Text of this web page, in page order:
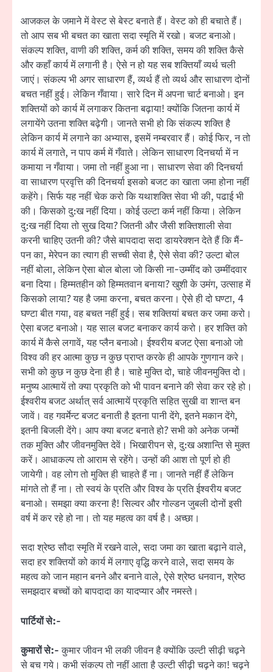
आजकल के जमाने में वेस्ट से बेस्ट बनाते हैं। वेस्ट को ही बचाते हैं।
तो आप सब भी बचत का खाता सदा स्मृति में रखो। बजट बनाओ।
संकल्प शक्ति, वाणी की शक्ति, कर्म की शक्ति, समय की शक्ति कैसे
और कहाँ कार्य में लगानी है। ऐसे न हो यह सब शक्तियाँ व्यर्थ चली
जाएं। संकल्प भी अगर साधारण हैं, व्यर्थ हैं तो व्यर्थ और साधारण दोनों
बचत नहीं हुई। लेकिन गँवाया। सारे दिन में अपना चार्ट बनाओ। इन
शक्तियों को कार्य में लगाकर कितना बढ़ाया! क्योंकि जितना कार्य में
लगायेंगे उतना शक्ति बढ़ेगी। जानते सभी हो कि संकल्प शक्ति है
लेकिन कार्य में लगाने का अभ्यास, इसमें नम्बरवार हैं। कोई फिर, न तो
कार्य में लगाते, न पाप कर्म में गँवाते। लेकिन साधारण दिनचर्या में न
कमाया न गँवाया। जमा तो नहीं हुआ ना। साधारण सेवा की दिनचर्या
वा साधारण प्रवृत्ति की दिनचर्या इसको बजट का खाता जमा होना नहीं
कहेंगे। सिर्फ यह नहीं चेक करो कि यथाशक्ति सेवा भी की, पढाई भी
की। किसको दु:ख नहीं दिया। कोई उल्टा कर्म नहीं किया। लेकिन
दु:ख नहीं दिया तो सुख दिया? जितनी और जैसी शक्तिशाली सेवा
करनी चाहिए उतनी की? जैसे बापदादा सदा डायरेक्शन देते हैं कि मैं-
पन का, मेरेपन का त्याग ही सच्ची सेवा है, ऐसे सेवा की? उल्टा बोल
नहीं बोला, लेकिन ऐसा बोल बोला जो किसी ना-उम्मींद को उम्मींदवार
बना दिया। हिम्मतहीन को हिम्मतवान बनाया? खुशी के उमंग, उत्साह में
किसको लाया? यह है जमा करना, बचत करना। ऐसे ही दो घण्टा, 4
घण्टा बीत गया, वह बचत नहीं हुई। सब शक्तियां बचत कर जमा करो।
ऐसा बजट बनाओ। यह साल बजट बनाकर कार्य करो। हर शक्ति को
कार्य में कैसे लगावें, यह प्लैन बनाओ। ईश्वरीय बजट ऐसा बनाओ जो
विश्व की हर आत्मा कुछ न कुछ प्राप्त करके ही आपके गुणगान करे।
सभी को कुछ न कुछ देना ही है। चाहे मुक्ति दो, चाहे जीवनमुक्ति दो।
मनुष्य आत्मायें तो क्या प्रकृति को भी पावन बनाने की सेवा कर रहे हो।
ईश्वरीय बजट अर्थात् सर्व आत्मायें प्रकृति सहित सुखी वा शान्त बन
जावें। वह गवर्मेन्ट बजट बनाती है इतना पानी देंगे, इतने मकान देंगे,
इतनी बिजली देंगे। आप क्या बजट बनाते हो? सभी को अनेक जन्मों
तक मुक्ति और जीवनमुक्ति देवें। भिखारीपन से, दु:ख अशान्ति से मुक्त
करें। आधाकल्प तो आराम से रहेंगे। उन्हों की आश तो पूर्ण हो ही
जायेगी। वह लोग तो मुक्ति ही चाहते हैं ना। जानते नहीं हैं लेकिन
मांगते तो हैं ना। तो स्वयं के प्रति और विश्व के प्रति ईश्वरीय बजट
बनाओ। समझा क्या करना है! सिल्वर और गोल्डन जुबली दोनों इसी
वर्ष में कर रहे हो ना। तो यह महत्व का वर्ष है। अच्छा।
सदा श्रेष्ठ सौदा स्मृति में रखने वाले, सदा जमा का खाता बढ़ाने वाले,
सदा हर शक्तियों को कार्य में लगाए वृद्धि करने वाले, सदा समय के
महत्व को जान महान बनने और बनाने वाले, ऐसे श्रेष्ठ धनवान, श्रेष्ठ
समझदार बच्चों को बापदादा का यादप्यार और नमस्ते।
पार्टियों से:-
कुमारों से:-कुमार जीवन भी लकी जीवन है क्योंकि उल्टी सीढ़ी चढ़ने
से बच गये। कभी संकल्प तो नहीं आता है उल्टी सीढ़ी चढ़ने का! चढ़ने